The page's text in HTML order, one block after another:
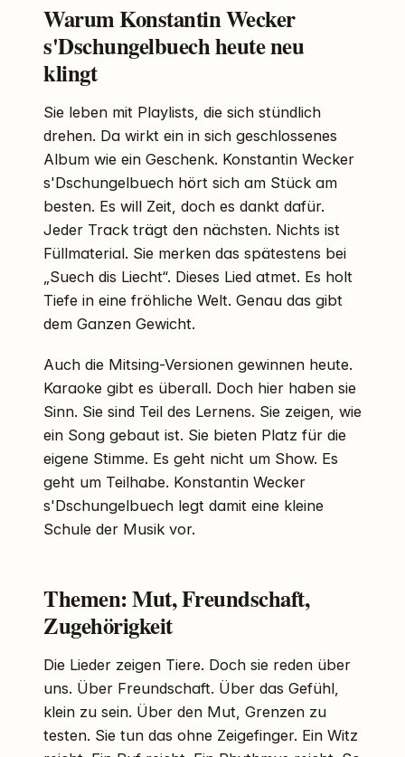
Warum Konstantin Wecker
s'Dschungelbuech heute neu
klingt
Sie leben mit Playlists, die sich stündlich
drehen. Da wirkt ein in sich geschlossenes
Album wie ein Geschenk. Konstantin Wecker
s'Dschungelbuech hört sich am Stück am
besten. Es will Zeit, doch es dankt dafür.
Jeder Track trägt den nächsten. Nichts ist
Füllmaterial. Sie merken das spätestens bei
„Suech dis Liecht“. Dieses Lied atmet. Es holt
Tiefe in eine fröhliche Welt. Genau das gibt
dem Ganzen Gewicht.
Auch die Mitsing-Versionen gewinnen heute.
Karaoke gibt es überall. Doch hier haben sie
Sinn. Sie sind Teil des Lernens. Sie zeigen, wie
ein Song gebaut ist. Sie bieten Platz für die
eigene Stimme. Es geht nicht um Show. Es
geht um Teilhabe. Konstantin Wecker
s'Dschungelbuech legt damit eine kleine
Schule der Musik vor.
Themen: Mut, Freundschaft,
Zugehörigkeit
Die Lieder zeigen Tiere. Doch sie reden über
uns. Über Freundschaft. Über das Gefühl,
klein zu sein. Über den Mut, Grenzen zu
testen. Sie tun das ohne Zeigefinger. Ein Witz